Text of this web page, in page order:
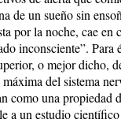
de un sueño sin
por la noche, cae en
inconsciente”. Para
o mejor dicho,
del sistema
como una propiedad
a un estudio